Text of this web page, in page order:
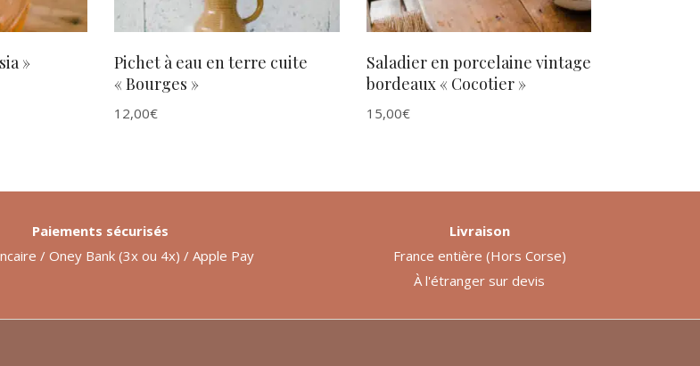
»
Pichet à eau en terre cuite
« Bourges »
12,00€
Saladier en porcelaine vintage
bordeaux « Cocotier »
15,00€
Paiements sécurisés
/ Oney Bank (3x ou 4x) / Apple Pay
Livraison
France entière (Hors Corse)
À l'étranger sur devis